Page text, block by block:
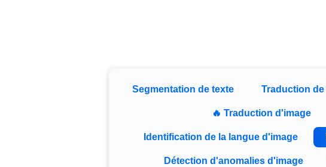
Segmentation de texte Traduction de
🔥 Traduction d'image
Identification de la langue d'image
Détection d'anomalies d'image